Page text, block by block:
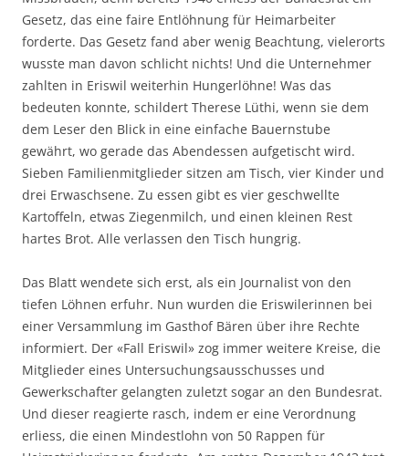
Gesetz, das eine faire Entlöhnung für Heimarbeiter
forderte. Das Gesetz fand aber wenig Beachtung, vielerorts
wusste man davon schlicht nichts! Und die Unternehmer
zahlten in Eriswil weiterhin Hungerlöhne! Was das
bedeuten konnte, schildert Therese Lüthi, wenn sie dem
dem Leser den Blick in eine einfache Bauernstube
gewährt, wo gerade das Abendessen aufgetischt wird.
Sieben Familienmitglieder sitzen am Tisch, vier Kinder und
drei Erwaschsene. Zu essen gibt es vier geschwellte
Kartoffeln, etwas Ziegenmilch, und einen kleinen Rest
hartes Brot. Alle verlassen den Tisch hungrig.
Das Blatt wendete sich erst, als ein Journalist von den
tiefen Löhnen erfuhr. Nun wurden die Eriswilerinnen bei
einer Versammlung im Gasthof Bären über ihre Rechte
informiert. Der «Fall Eriswil» zog immer weitere Kreise, die
Mitglieder eines Untersuchungsausschusses und
Gewerkschafter gelangten zuletzt sogar an den Bundesrat.
Und dieser reagierte rasch, indem er eine Verordnung
erliess, die einen Mindestlohn von 50 Rappen für